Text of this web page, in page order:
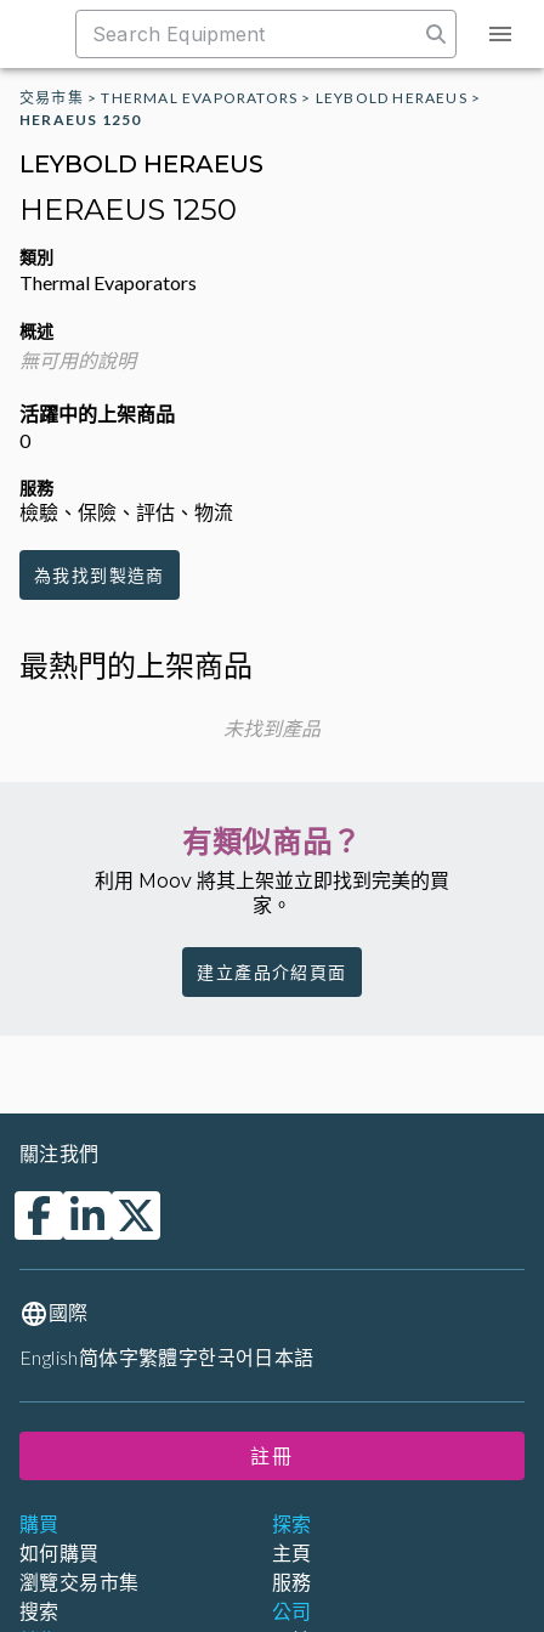
交易市集 >THERMAL EVAPORATORS > LEYBOLD HERAEUS >
HERAEUS 1250
LEYBOLD HERAEUS
HERAEUS 1250
類別
Thermal Evaporators
概述
無可用的說明
活躍中的上架商品
0
服務
檢驗、保險、評估、物流
為我找到製造商
最熱門的上架商品
未找到產品
有類似商品？
利用 Moov 將其上架並立即找到完美的買
家。
建立產品介紹頁面
購買
如何購買
瀏覽交易市集
搜索
探索
主頁
服務
公司
關注我們
國際
English简体字繁體字한국어 日本語
註冊